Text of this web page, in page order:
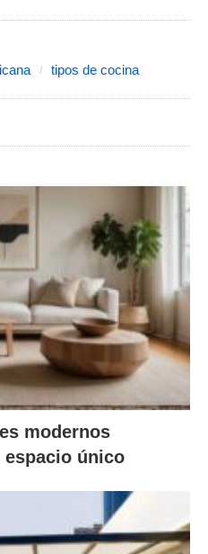
tipos de cocina
modernos
espacio único